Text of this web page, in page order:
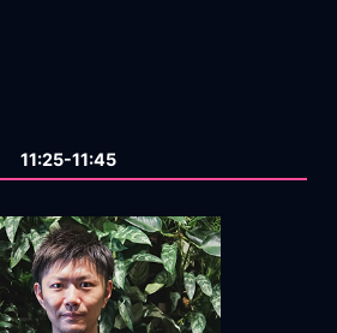
11:25-11:45